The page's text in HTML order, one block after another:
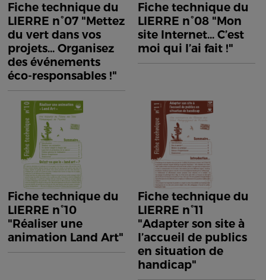
Fiche technique du
LIERRE n°07 "Mettez
du vert dans vos
projets... Organisez
des événements
éco-responsables !"
Fiche technique du
LIERRE n°08 "Mon
site Internet... C’est
moi qui l’ai fait !"
Fiche technique du
LIERRE n°10
"Réaliser une
animation Land Art"
Fiche technique du
LIERRE n°11
"Adapter son site à
l’accueil de publics
en situation de
handicap"